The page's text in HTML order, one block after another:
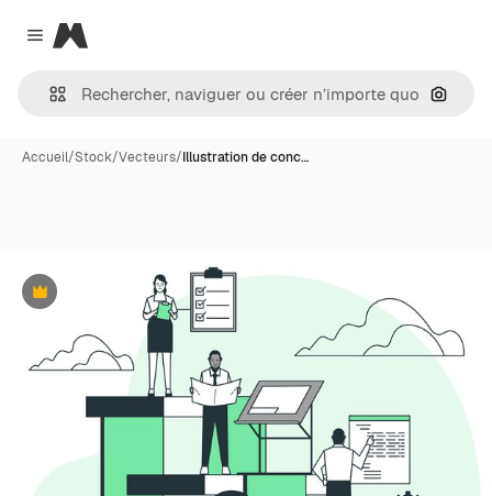
Close menu
Magnific
Accueil/Stock/Vecteurs/Illustration de conc…
Premium